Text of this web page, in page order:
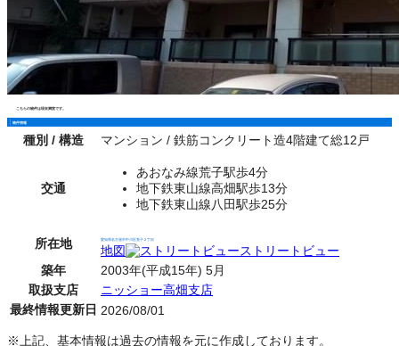
こちらの物件は現在満室です。
物件情報
種別 / 構造 マンション / 鉄筋コンクリート造4階建て総12戸
交通
あおなみ線荒子駅歩4分
地下鉄東山線高畑駅歩13分
地下鉄東山線八田駅歩25分
所在地 愛知県名古屋市中川区荒子２丁目
地図
ストリートビュー
築年
2003年(平成15年) 5月
取扱支店
ニッショー高畑支店
最終情報更新日 2026/08/01
※上記、基本情報は過去の情報を元に作成しております。